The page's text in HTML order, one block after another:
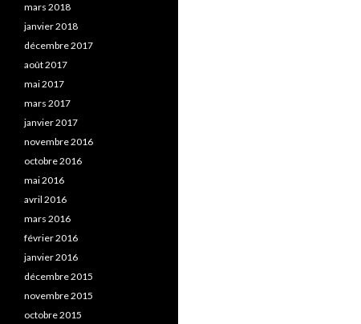
mars 2018
janvier 2018
décembre 2017
août 2017
mai 2017
mars 2017
janvier 2017
novembre 2016
octobre 2016
mai 2016
avril 2016
mars 2016
février 2016
janvier 2016
décembre 2015
novembre 2015
octobre 2015